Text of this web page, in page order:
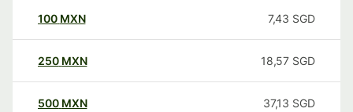
100 MXN 7,43 SGD
250 MXN 18,57 SGD
500 MXN 37,13 SGD